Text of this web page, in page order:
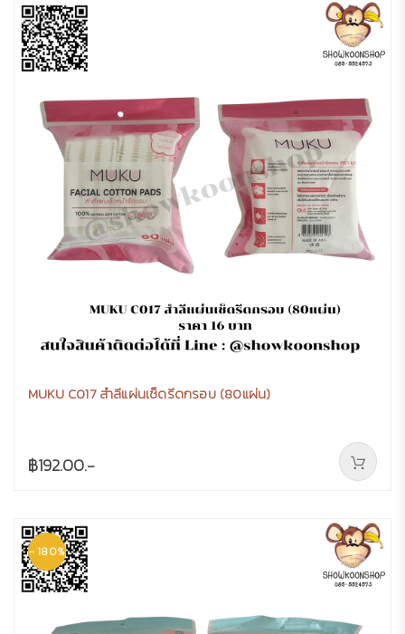
MUKU C017 สำลีแผ่นเช็ดรีดกรอบ (80แผ่น)
฿192.00.-
- 180%